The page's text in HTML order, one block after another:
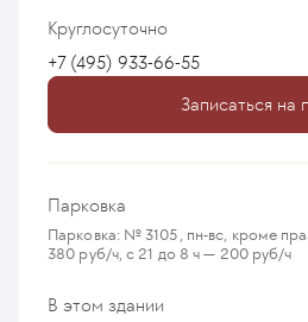
Круглосуточно
+7 (495) 933-66-55
Записаться на
Парковка
Парковка: № 3105, пн-вс, кроме
380 руб/ч, с 21 до 8 ч — 200 руб/ч
В этом здании